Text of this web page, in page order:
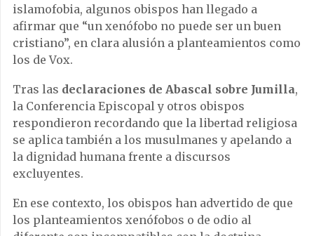
islamofobia, algunos obispos han llegado a
afirmar que “un xenófobo no puede ser un buen
cristiano”, en clara alusión a planteamientos como
los de Vox.
Tras las declaraciones de Abascal sobre Jumilla,
la Conferencia Episcopal y otros obispos
respondieron recordando que la libertad religiosa
se aplica también a los musulmanes y apelando a
la dignidad humana frente a discursos
excluyentes.
En ese contexto, los obispos han advertido de que
los planteamientos xenófobos o de odio al